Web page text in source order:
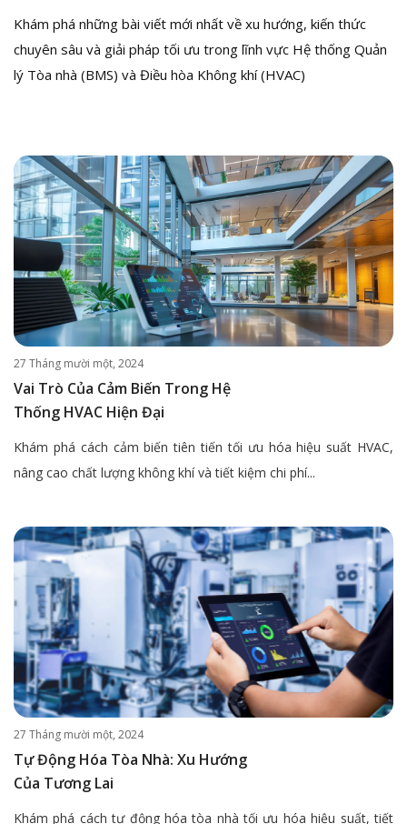
Khám phá những bài viết mới nhất về xu hướng, kiến thức
chuyên sâu và giải pháp tối ưu trong lĩnh vực Hệ thống Quản
lý Tòa nhà (BMS) và Điều hòa Không khí (HVAC)
27 Tháng mười một, 2024
Vai Trò Của Cảm Biến Trong Hệ
Thống HVAC Hiện Đại
Khám phá cách cảm biến tiên tiến tối ưu hóa hiệu suất HVAC,
nâng cao chất lượng không khí và tiết kiệm chi phí...
27 Tháng mười một, 2024
Tự Động Hóa Tòa Nhà: Xu Hướng
Của Tương Lai
Khám phá cách tự động hóa tòa nhà tối ưu hóa hiệu suất, tiết